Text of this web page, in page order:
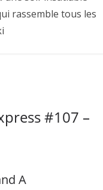
rassemble tous les
#107 –
A